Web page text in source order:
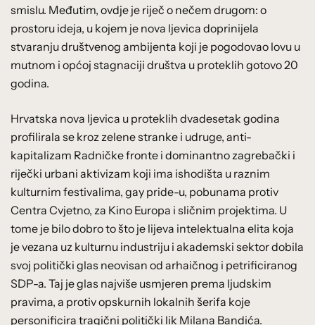
smislu. Međutim, ovdje je riječ o nečem drugom: o
prostoru ideja, u kojem je nova ljevica doprinijela
stvaranju društvenog ambijenta koji je pogodovao lovu u
mutnom i općoj stagnaciji društva u proteklih gotovo 20
godina.
Hrvatska nova ljevica u proteklih dvadesetak godina
profilirala se kroz zelene stranke i udruge, anti-
kapitalizam Radničke fronte i dominantno zagrebački i
riječki urbani aktivizam koji ima ishodišta u raznim
kulturnim festivalima, gay pride-u, pobunama protiv
Centra Cvjetno, za Kino Europa i sličnim projektima. U
tome je bilo dobro to što je lijeva intelektualna elita koja
je vezana uz kulturnu industriju i akademski sektor dobila
svoj politički glas neovisan od arhaičnog i petrificiranog
SDP-a. Taj je glas najviše usmjeren prema ljudskim
pravima, a protiv opskurnih lokalnih šerifa koje
personificira tragični politički lik Milana Bandića.